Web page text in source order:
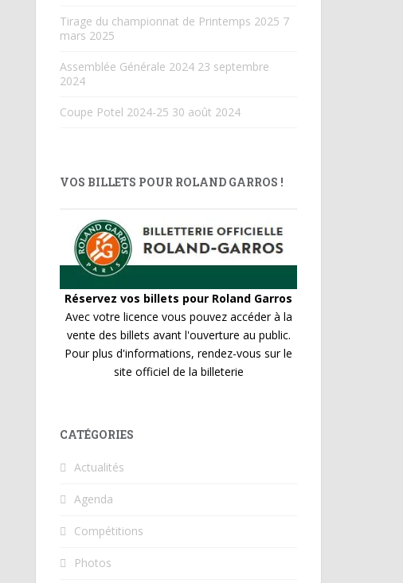
Tirage du championnat de Printemps 2025 7
mars 2025
Assemblée Générale 2024 23 septembre
2024
Coupe Potel 2024-25 30 août 2024
VOS BILLETS POUR ROLAND GARROS !
Réservez vos billets pour Roland Garros
Avec votre licence vous pouvez accéder à la
vente des billets avant l'ouverture au public.
Pour plus d'informations, rendez-vous sur le
site officiel de la billeterie
CATÉGORIES
Actualités
Agenda
Compétitions
Photos